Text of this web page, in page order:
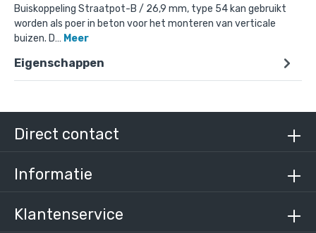
Buiskoppeling Straatpot-B / 26,9 mm, type 54 kan gebruikt
worden als poer in beton voor het monteren van verticale
buizen. D… Meer
Eigenschappen
Direct contact
Informatie
Klantenservice